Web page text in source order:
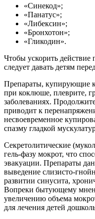
«Синекод»;
«Панатус»;
«Либексин»;
«Бронхотон»;
«Гликодин».
Чтобы ускорить действие
следует давать детям
Препараты, купирующие
при коклюше, плеврите,
заболеваниях.
приводит к
несвоевременное
спазму гладкой
Секретолитические
гель-фазу мокрот, что
эвакуации. Препараты
выведение слизисто-
развитии синусита,
Вопреки бытующему
увеличению объема
для лечения детей